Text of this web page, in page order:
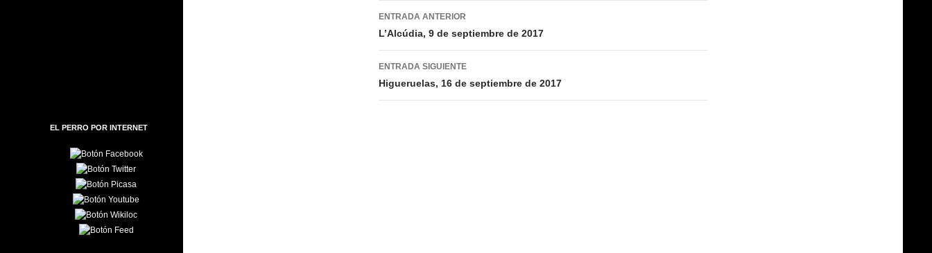
Navegación
de
entradas
ENTRADA ANTERIOR
L’Alcúdia, 9 de septiembre de 2017
ENTRADA SIGUIENTE
Higueruelas, 16 de septiembre de 2017
EL PERRO POR INTERNET